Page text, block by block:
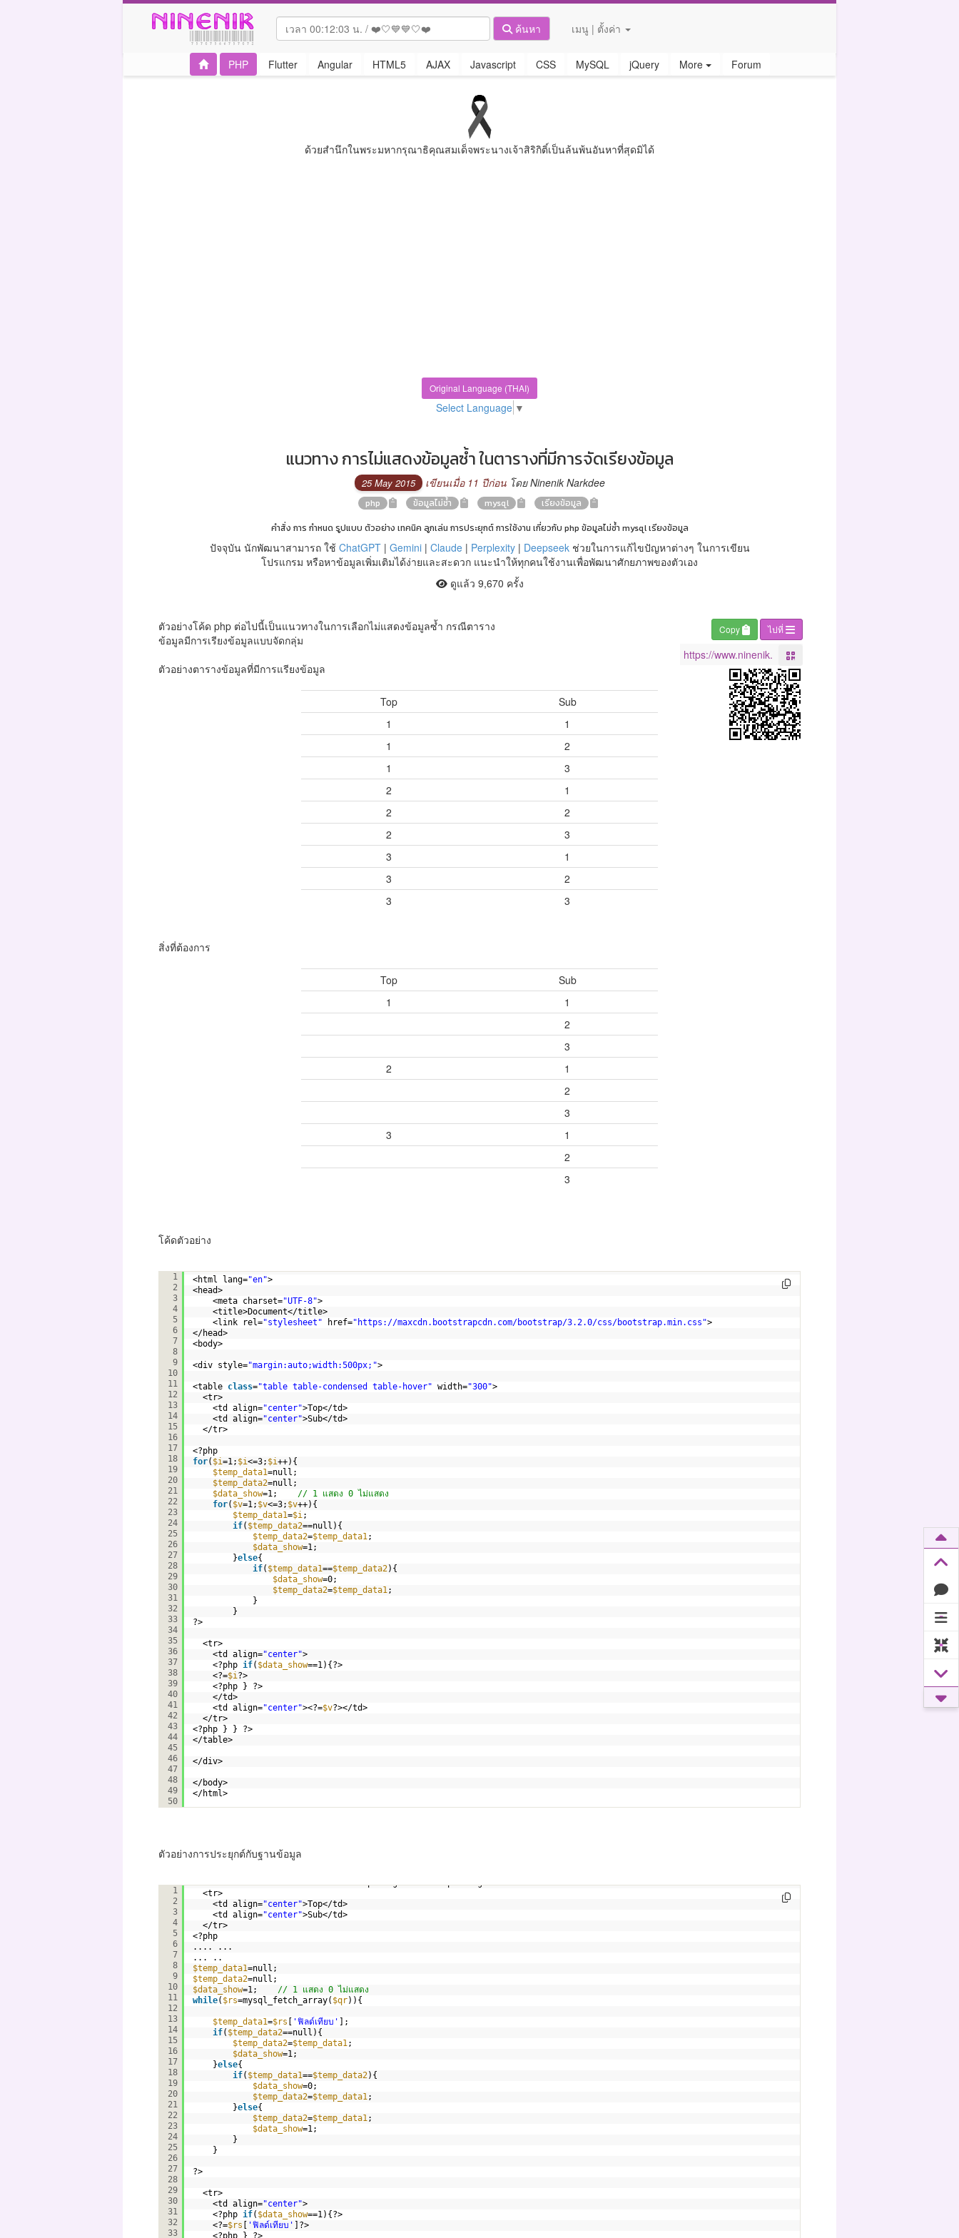
ค้นหา เมนู | ตั้งค่า
PHP Flutter Angular HTML5 AJAX Javascript CSS MySQL jQuery More Forum
ด้วยสํานึกในพระมหากรุณาธิคุณสมเด็จพระนางเจ้าสิริกิติ์เป็นล้นพ้นอันหาที่สุดมิได้
Original Language (THAI)
Select Language ▼
แนวทาง การไม่แสดงข้อมูลซ้ำ ในตารางที่มีการจัดเรียงข้อมูล
25 May 2015 เขียนเมื่อ 11 ปีก่อนโดย Ninenik Narkdee
php ข้อมูลไม่ซ้ำ mysql
เรียงข้อมูล
คำสั่ง การ กำหนด รูปแบบ ตัวอย่าง เทคนิค ลูกเล่น การประยุกต์ การใช้งาน เกี่ยวกับ php ข้อมูลไม่ซ้ำ mysql เรียงข้อมูล
ปัจจุบัน นักพัฒนาสามารถ ใช้ ChatGPT| Gemini| Claude| Perplexity| Deepseekช่วยในการแก้ไขปัญหาต่างๆ ในการเขียน
โปรแกรม หรือหาข้อมูลเพิ่มเติมได้ง่ายและสะดวก แนะนำให้ทุกคนใช้งานเพื่อพัฒนาศักยภาพของตัวเอง
ดูแล้ว 9,670 ครั้ง
ไปที่
Copy
ตัวอย่างโค้ด php ต่อไปนี้เป็นแนวทางในการเลือกไม่แสดงข้อมูลซ้ำ กรณีตาราง
ข้อมูลมีการเรียงข้อมูลแบบจัดกลุ่ม
ตัวอย่างตารางข้อมูลที่มีการแรียงข้อมูล
Top
Sub
1
1
1
2
1
3
2
1
2
2
2
3
3
1
3
2
3
3
สิ่งที่ต้องการ
Top
Sub
1
1
2
3
2
1
2
3
3
1
2
3
โค้ดตัวอย่าง
1
2
3
4
5
6
7
8
9
10
11
12
13
14
15
16
17
18
19
20
21
22
23
24
25
26
27
28
29
30
31
32
33
34
35
36
37
38
39
40
41
42
43
44
45
46
47
48
49
50
<!DOCTYPE html>
<html lang="en">
<head>
<meta charset="UTF-8">
<title>Document</title>
<link rel="stylesheet" href=" https://maxcdn.bootstrapcdn.com/bootstrap/3.2.0/css/bootstrap.min.css ">
</head>
<body>
<div style="margin:auto;width:500px;">
<table class="table table-condensed table-hover" width="300">
<tr>
<td align="center">Top</td>
<td align="center">Sub</td>
</tr>
<?php
for( $i=1; $i<=3; $i++){
$temp_data1=null;
$temp_data2=null;
$data_show=1; // 1 แสดง 0 ไม่แสดง
for( $v=1; $v<=3; $v++){
$temp_data1=$i;
if( $temp_data2==null){
$temp_data2=$temp_data1;
$data_show=1;
}else{
if( $temp_data1==$temp_data2){
$data_show=0;
$temp_data2=$temp_data1;
}
}
?>
<tr>
<td align="center">
<?php if( $data_show==1){?>
<?=$i?>
<?php } ?>
</td>
<td align="center"><?=$v?></td>
</tr>
<?php } } ?>
</table>
</div>
</body>
</html>
ตัวอย่างการประยุกต์กับฐานข้อมูล
1
2
3
4
5
6
7
8
9
10
11
12
13
14
15
16
17
18
19
20
21
22
23
24
25
26
27
28
29
30
31
32
33
<table width="300" border="0" cellspacing="00" cellpadding="0">
<tr>
<td align="center">Top</td>
<td align="center">Sub</td>
</tr>
<?php
.... ...
... ..
$temp_data1=null;
$temp_data2=null;
$data_show=1; // 1 แสดง 0 ไม่แสดง
while( $rs=mysql_fetch_array( $qr)){
$temp_data1=$rs 'ฟิลด์เทียบ'
];
if( $temp_data2==null){
$temp_data2=$temp_data1;
$data_show=1;
}else{
if( $temp_data1==$temp_data2){
$data_show=0;
$temp_data2=$temp_data1;
}else{
$temp_data2=$temp_data1;
$data_show=1;
}
}
?>
<tr>
<td align="center">
<?php if( $data_show==1){?>
<?=$rs 'ฟิลด์เทียบ'
]?>
<?php } ?>